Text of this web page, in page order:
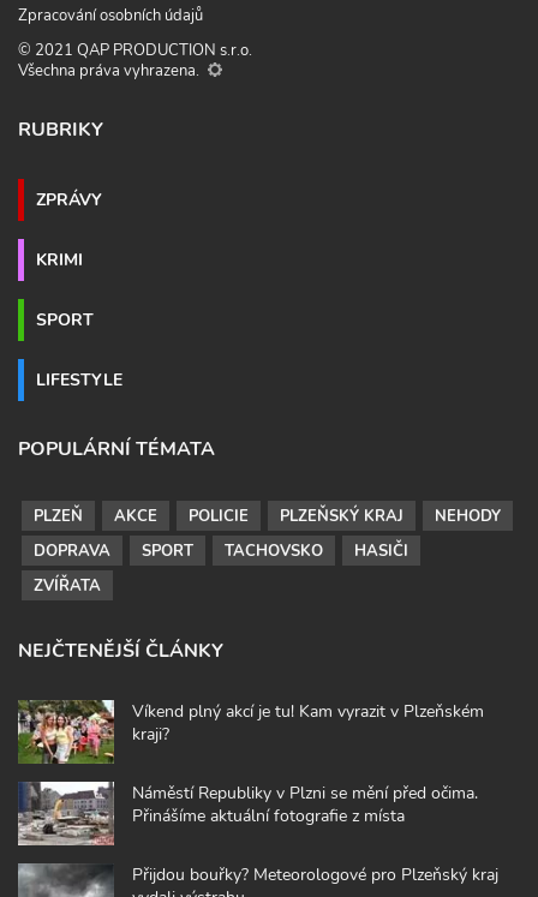
Zpracování osobních údajů
© 2021 QAP PRODUCTION s.r.o.
Všechna práva vyhrazena.
RUBRIKY
ZPRÁVY
KRIMI
SPORT
LIFESTYLE
POPULÁRNÍ TÉMATA
PLZEŇ AKCE POLICIE PLZEŇSKÝ KRAJ
NEHODY
DOPRAVA
SPORT TACHOVSKO
HASIČI
ZVÍŘATA
NEJČTENĚJŠÍ ČLÁNKY
Víkend plný akcí je tu! Kam vyrazit v Plzeňském
kraji?
Náměstí Republiky v Plzni se mění před očima.
Přinášíme aktuální fotografie z místa
Přijdou bouřky? Meteorologové pro Plzeňský kraj